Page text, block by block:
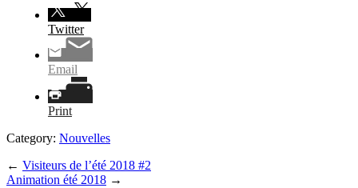
Twitter
Email
Print
Category: Nouvelles
← Visiteurs de l’été 2018 #2
Animation été 2018 →